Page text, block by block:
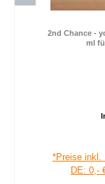
2nd Chance -
ml
*Preise inkl.
DE: 0,-